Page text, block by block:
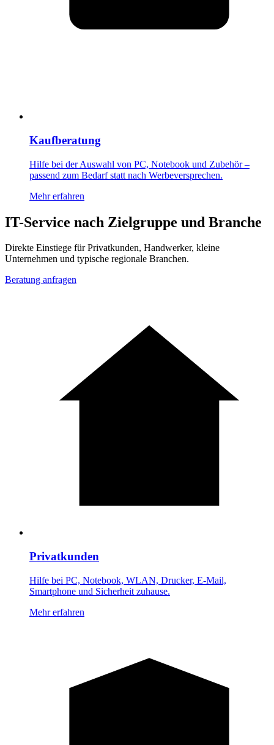
Kaufberatung
Hilfe bei der Auswahl von PC, Notebook und Zubehör –
passend zum Bedarf statt nach Werbeversprechen.
Mehr erfahren
IT-Service nach Zielgruppe und Branche
Direkte Einstiege für Privatkunden, Handwerker, kleine
Unternehmen und typische regionale Branchen.
Beratung anfragen
Privatkunden
Hilfe bei PC, Notebook, WLAN, Drucker, E-Mail,
Smartphone und Sicherheit zuhause.
Mehr erfahren